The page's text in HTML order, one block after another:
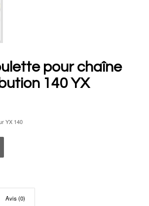
pour chaîne
140 YX
YX 140
Avis (0)